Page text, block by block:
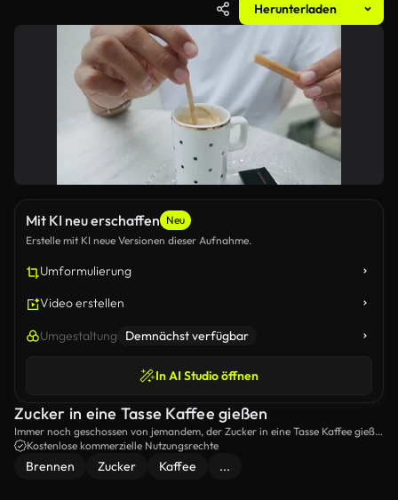
Herunterladen
Mit KI neu erschaffen Neu
Erstelle mit KI neue Versionen dieser Aufnahme.
Umformulierung
Video erstellen
Umgestaltung Demnächst verfügbar
In AI Studio öffnen
Zucker in eine Tasse Kaffee gießen
Immer noch geschossen von jemandem, der Zucker in eine Tasse Kaffee gießt
und ihn dann mischt.
Kostenlose kommerzielle Nutzungsrechte
Brennen Zucker Kaffee ...